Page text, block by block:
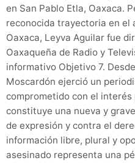
en San Pablo Etla, Oaxaca.
reconocida trayectoria en el
Oaxaca, Leyva Aguilar fue
Oaxaqueña de Radio y
informativo Objetivo 7.
Moscardón ejerció un
comprometido con el
constituye una nueva y
de expresión y contra el
información libre, plural y
asesinado representa una